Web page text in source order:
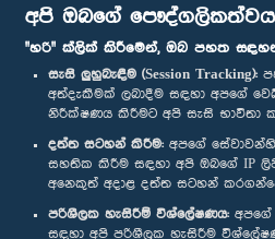
අපි ඔබගේ
"හරි" ක්ලික් කිරීමෙන්, ඔබ පහත
සැසි ලුහුබැඳීම (Session Tracking):
අත්දැකීමක් ලබාදීම සඳහා අපගේ
නිරීක්ෂණය කිරීමට අපි සැසි භාවිතා
දත්ත සටහන් කිරීම: අපගේ
සහතික කිරීම සඳහා අපි ඔබගේ IP
අනෙකුත් අදාළ දත්ත සටහන්
පරිශීලක හැසිරීම් විශ්ලේෂණය:
සඳහා අපි පරිශීලක හැසිරීම
පාර්ලිමේන්තු ජංගම යෙදුම
අප හා සම්බන්ධ වී සිටින්න :
සම්මාන